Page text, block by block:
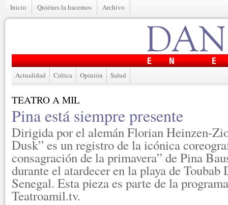
Inicio Quiénes la hacemos Archivo
Actualidad Crítica Opinión Salud
TEATRO A MIL
Pina está siempre presente
Dirigida por el alemán Florian Heinzen-
Dusk” es un registro de la icónica
consagración de la primavera” de Pina
durante el atardecer en la playa de Toubab
Senegal. Esta pieza es parte de la
Teatroamil.tv.